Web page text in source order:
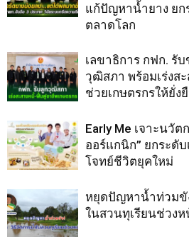
แก้ปัญหาน้ำยาง ย
ตลาดโลก
เลขาธิการ กฟก. รั
วุฒิสภา พร้อมเร่งส
ช่วยเกษตรกรให้ยั่ง
Early Me เจาะนวัต
ออร์แกนิก” ยกระดั
โจทย์ชีวิตยุคใหม่
หยุดปัญหาน้ำท่วมขั
ในสวนทุเรียนช่วงห